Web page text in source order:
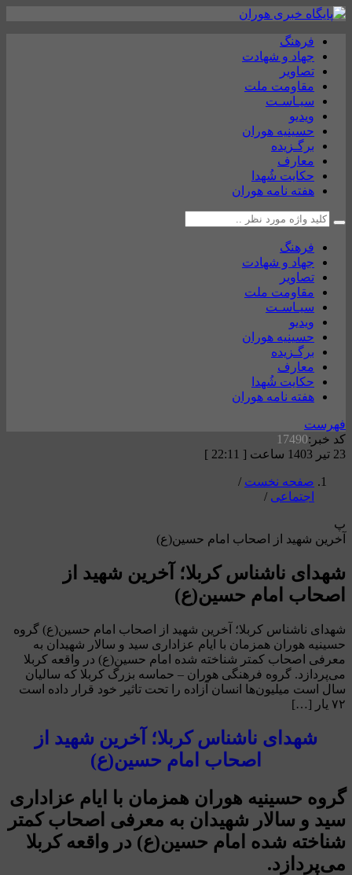
فرهنگ
جهاد و شهادت
تصاویر
مقاومت ملت
سیـاسـت
ویدیو
حسینیه هوران
برگـزیده
معارف
حکایت شُهدا
هفته نامه هوران
فرهنگ
جهاد و شهادت
تصاویر
مقاومت ملت
سیـاسـت
ویدیو
حسینیه هوران
برگـزیده
معارف
حکایت شُهدا
هفته نامه هوران
فهرست
کد خبر:17490
23 تیر 1403 ساعت [ 22:11 ]
صفحه نخست /
اجتماعی /
پ
آخرین شهید از اصحاب امام حسین(ع)
شهدای ناشناس کربلا؛ آخرین شهید از
اصحاب امام حسین(ع)
شهدای ناشناس کربلا؛ آخرین شهید از اصحاب امام حسین(ع) گروه
حسینیه هوران همزمان با ایام عزاداری سید و سالار شهیدان به
معرفی اصحاب کمتر شناخته شده امام حسین(ع) در واقعه کربلا
می‌پردازد. گروه فرهنگی هوران – حماسه بزرگ کربلا که سالیان
سال است میلیون‌ها انسان آزاده را تحت تاثیر خود قرار داده است
۷۲ یار […]
شهدای ناشناس کربلا؛ آخرین شهید از
اصحاب امام حسین(ع)
گروه حسینیه هوران همزمان با ایام عزاداری
سید و سالار شهیدان به معرفی اصحاب کمتر
شناخته شده امام حسین(ع) در واقعه کربلا
می‌پردازد.